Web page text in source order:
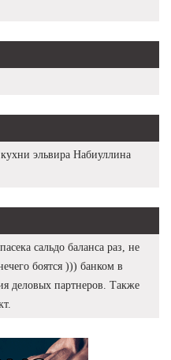
эльвира Набиуллина
сальдо баланса раз, не
боятся ))) банком в
деловых партнеров. Также